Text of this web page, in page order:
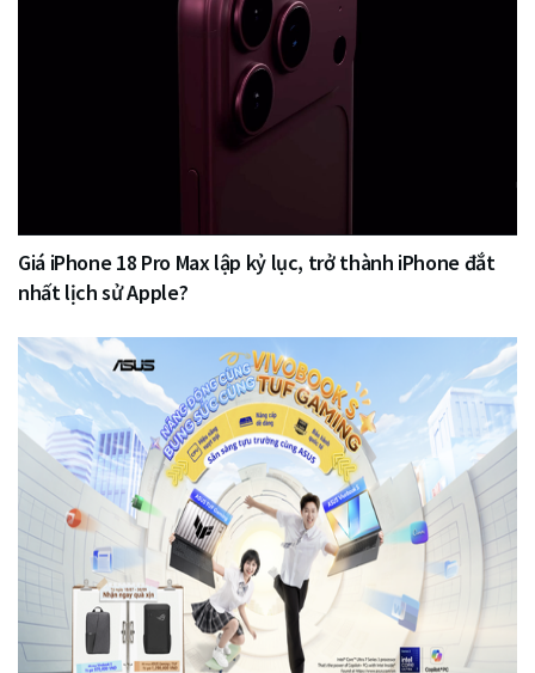
Giá iPhone 18 Pro Max lập kỷ lục, trở thành iPhone đắt
nhất lịch sử Apple?